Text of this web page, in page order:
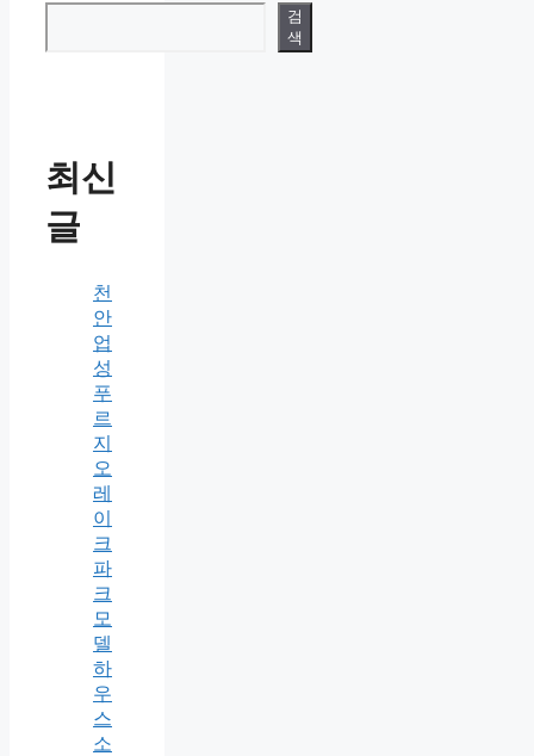
검
색
최신
글
천
안
업
성
푸
르
지
오
레
이
크
파
크
모
델
하
우
스
소